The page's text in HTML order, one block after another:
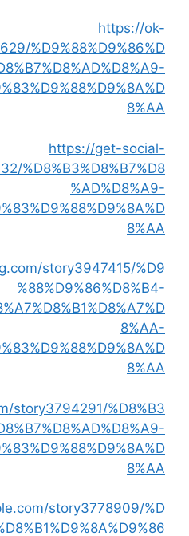
https://ok-
%D9%88%D9%86%D
8%AA
https://get-social-
%D8%B3%D8%B7%D8
%AD%D8%A9-
8%AA
story3947415/%D9
%88%D9%86%D8%B4-
8%AA-
8%AA
story3794291/%D8%B3
8%AA
story3778909/%D